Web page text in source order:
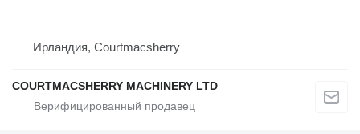
Ирландия, Courtmacsherry
COURTMACSHERRY MACHINERY LTD